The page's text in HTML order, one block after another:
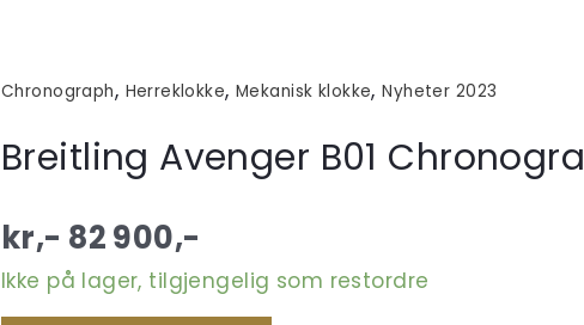
Chronograph, Herreklokke,Mekanisk klokke,Nyheter 2023
Breitling Avenger B01
kr,- 82 900,-
Ikke på lager, tilgjengelig som restordre